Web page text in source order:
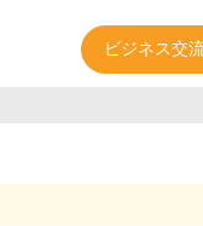
ビジネス交